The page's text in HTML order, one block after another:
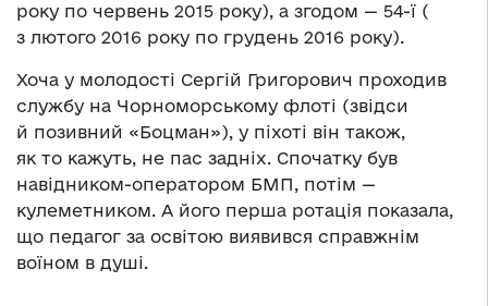
року по червень 2015 року), а згодом — 54-ї (
з лютого 2016 року по грудень 2016 року).
Хоча у молодості Сергій Григорович проходив
службу на Чорноморському флоті (звідси
й позивний «Боцман»), у піхоті він також,
як то кажуть, не пас задніх. Спочатку був
навідником-оператором БМП, потім —
кулеметником. А його перша ротація показала,
що педагог за освітою виявився справжнім
воїном в душі.